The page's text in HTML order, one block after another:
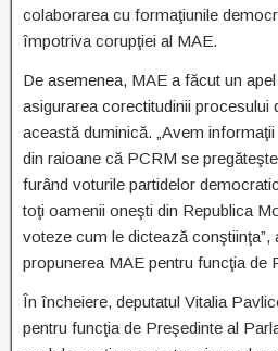
colaborarea cu formaţiunile
împotriva corupţiei al MAE.
De asemenea, MAE a făcut un
asigurarea corectitudinii procesului
această duminică. „Avem
din raioane că PCRM se
furând voturile partidelor
toţi oamenii oneşti din Republica
voteze cum le dictează conştiinţa”,
propunerea MAE pentru funcţia de
În încheiere, deputatul Vitalia
pentru funcţia de Preşedinte al